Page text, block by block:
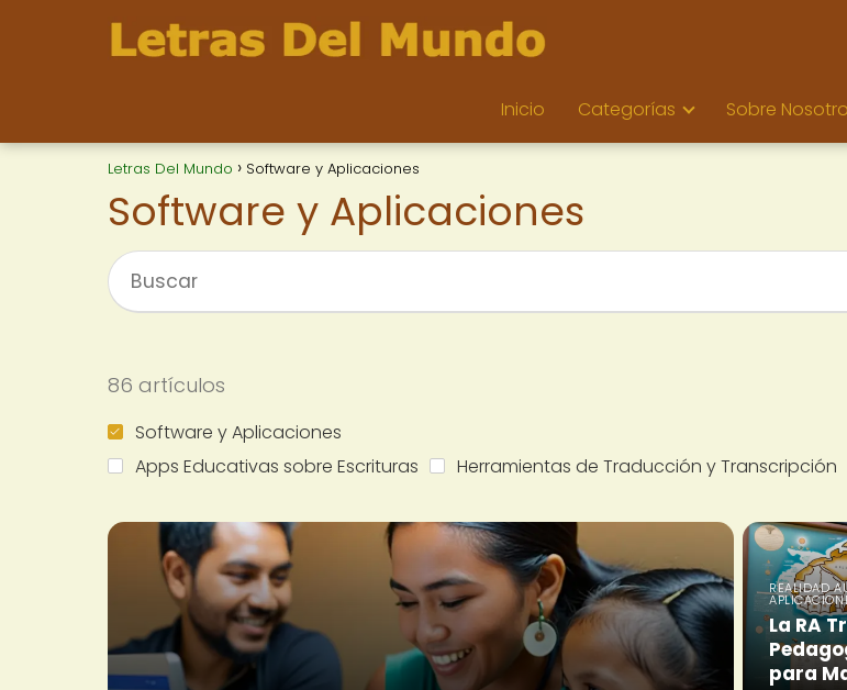
Inicio Categorías Sobre
Letras Del Mundo Software y Aplicaciones
Software y Aplicaciones
86 artículos
Software y Aplicaciones
Apps Educativas sobre Escrituras
Herramientas de Traducción y Transcripción
REALIDAD
La RA
para